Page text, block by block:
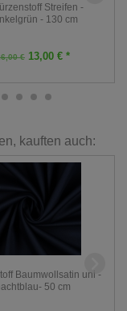
Streifen -
- 130 cm
€ 13,00 € *
kauften auch:
Baumwollsatin uni -
50 cm